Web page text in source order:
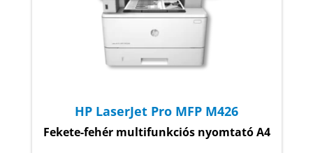
HP LaserJet Pro MFP M426
Fekete-fehér multifunkciós nyomtató A4